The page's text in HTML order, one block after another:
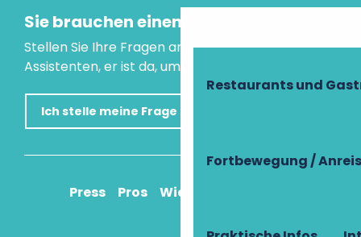
Restaurants und
Fortbewegung /
Sie brauchen einen Rat?
Stellen Sie Ihre Fragen an unseren virtuellen
Assistenten, er ist da, um Ihnen zu helfen.
Ich stelle meine Frage
Press Pros Wie komme ich an?